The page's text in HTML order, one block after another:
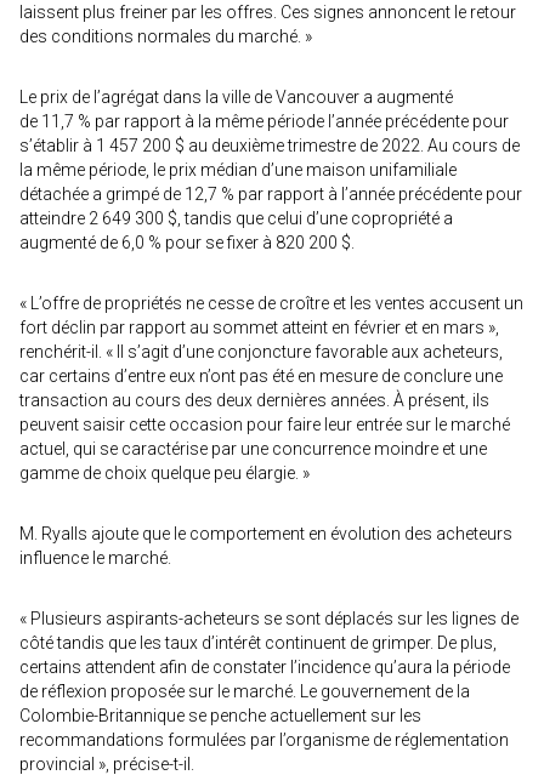
laissent plus freiner par les offres. Ces signes annoncent le retour
des conditions normales du marché. »
Le prix de l’agrégat dans la ville de Vancouver a augmenté
de 11,7 % par rapport à la même période l’année précédente pour
s’établir à 1 457 200 $ au deuxième trimestre de 2022. Au cours de
la même période, le prix médian d’une maison unifamiliale
détachée a grimpé de 12,7 % par rapport à l’année précédente pour
atteindre 2 649 300 $, tandis que celui d’une copropriété a
augmenté de 6,0 % pour se fixer à 820 200 $.
« L’offre de propriétés ne cesse de croître et les ventes accusent un
fort déclin par rapport au sommet atteint en février et en mars »,
renchérit-il. « Il s’agit d’une conjoncture favorable aux acheteurs,
car certains d’entre eux n’ont pas été en mesure de conclure une
transaction au cours des deux dernières années. À présent, ils
peuvent saisir cette occasion pour faire leur entrée sur le marché
actuel, qui se caractérise par une concurrence moindre et une
gamme de choix quelque peu élargie. »
M. Ryalls ajoute que le comportement en évolution des acheteurs
influence le marché.
« Plusieurs aspirants-acheteurs se sont déplacés sur les lignes de
côté tandis que les taux d’intérêt continuent de grimper. De plus,
certains attendent afin de constater l’incidence qu’aura la période
de réflexion proposée sur le marché. Le gouvernement de la
Colombie-Britannique se penche actuellement sur les
recommandations formulées par l’organisme de réglementation
provincial », précise-t-il.